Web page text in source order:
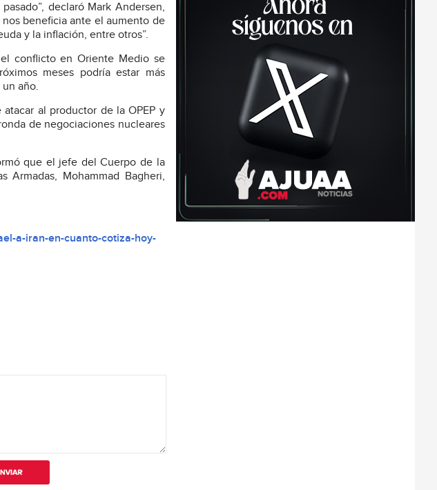
declaró Mark Andersen,
beneficia ante el aumento de
y la inflación, entre otros”.
conflicto en Oriente Medio se
meses podría estar más
año.
al productor de la OPEP y
de negociaciones nucleares
que el jefe del Cuerpo de la
Armadas, Mohammad Bagheri,
a-iran-en-cuanto-cotiza-hoy-